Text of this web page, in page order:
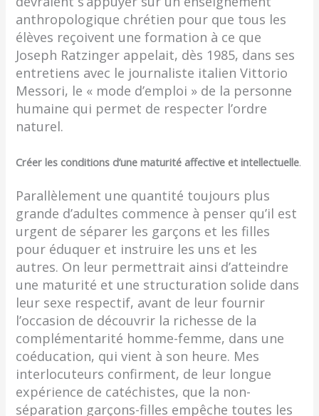
anthropologique chrétien pour que tous les
élèves reçoivent une formation à ce que
Joseph Ratzinger appelait, dès 1985, dans ses
entretiens avec le journaliste italien Vittorio
Messori, le « mode d’emploi » de la personne
humaine qui permet de respecter l’ordre
naturel.
Créer les conditions d’une maturité affective et intellectuelle.
Parallèlement une quantité toujours plus
grande d’adultes commence à penser qu’il est
urgent de séparer les garçons et les filles
pour éduquer et instruire les uns et les
autres. On leur permettrait ainsi d’atteindre
une maturité et une structuration solide dans
leur sexe respectif, avant de leur fournir
l’occasion de découvrir la richesse de la
complémentarité homme-femme, dans une
coédu­cation, qui vient à son heure. Mes
interlocuteurs confirment, de leur longue
expérience de catéchistes, que la non-
séparation garçons-filles empêche toutes les